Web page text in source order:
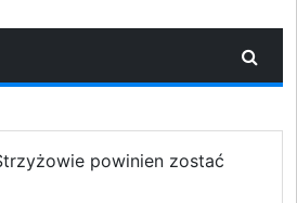
powinien zostać